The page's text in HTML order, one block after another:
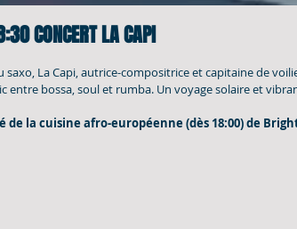
CONCERT LA CAPI
saxo, La Capi, autrice-compositrice et capitaine de
entre bossa, soul et rumba. Un voyage solaire et
de la cuisine afro-européenne (dès 18:00) de